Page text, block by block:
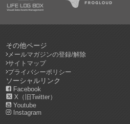
その他ページ
メールマガジンの登録/解除
サイトマップ
プライバシーポリシー
ソーシャルリンク
Facebook
X（旧Twitter）
Youtube
Instagram